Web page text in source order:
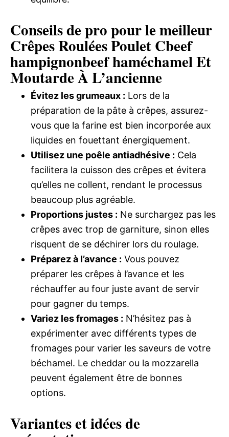
Conseils de pro pour le meilleur
Crêpes Roulées Poulet Cbeef
hampignonbeef haméchamel Et
Moutarde À L’ancienne
Évitez les grumeaux : Lors de la
préparation de la pâte à crêpes, assurez-
vous que la farine est bien incorporée aux
liquides en fouettant énergiquement.
Utilisez une poêle antiadhésive : Cela
facilitera la cuisson des crêpes et évitera
qu’elles ne collent, rendant le processus
beaucoup plus agréable.
Proportions justes : Ne surchargez pas les
crêpes avec trop de garniture, sinon elles
risquent de se déchirer lors du roulage.
Préparez à l’avance : Vous pouvez
préparer les crêpes à l’avance et les
réchauffer au four juste avant de servir
pour gagner du temps.
Variez les fromages : N’hésitez pas à
expérimenter avec différents types de
fromages pour varier les saveurs de votre
béchamel. Le cheddar ou la mozzarella
peuvent également être de bonnes
options.
Variantes et idées de